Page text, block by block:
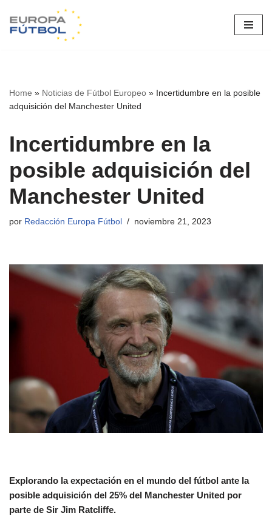
Saltar
Home » Noticias de Fútbol Europeo » Incertidumbre en la posible
adquisición del Manchester United
Incertidumbre en la
posible adquisición del
Manchester United
por Redacción Europa Fútbol noviembre 21, 2023
Explorando la expectación en el mundo del fútbol ante la
posible adquisición del 25% del Manchester United por
parte de Sir Jim Ratcliffe.